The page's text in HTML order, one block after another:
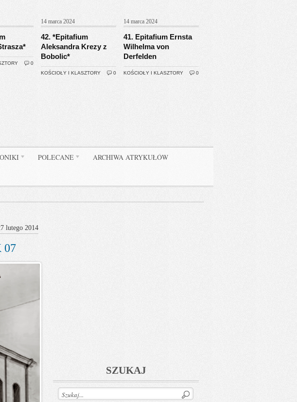
0
14 marca 2024
42. *Epitafium
Aleksandra Krezy z
Bobolic*
KOŚCIOŁY I KLASZTORY 0
14 marca 2024
41. Epitafium Ernsta
Wilhelma von
Derfelden
KOŚCIOŁY I KLASZTORY 0
POLECANE ARCHIWA ATRYKUŁÓW
lutego 2014
07
SZUKAJ